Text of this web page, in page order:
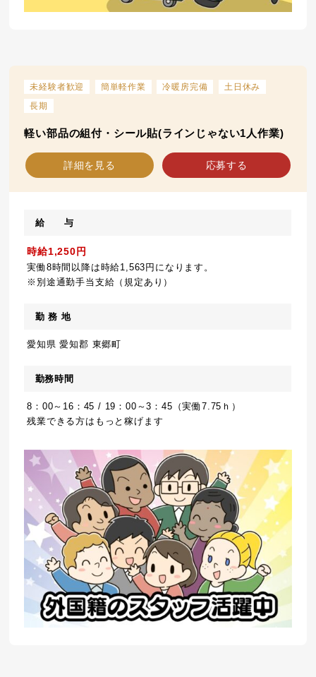
未経験者歓迎 簡単軽作業 冷暖房完備
土日休み
長期
軽い部品の組付・シール貼(ラインじゃない1人作業)
詳細を見る 応募する
給 与
時給1,250円
実働8時間以降は時給1,563円になります。
※別途通勤手当支給（規定あり）
勤 務 地
愛知県 愛知郡 東郷町
勤務時間
8：00～16：45 / 19：00～3：45（実働7.75ｈ）
残業できる方はもっと稼げます